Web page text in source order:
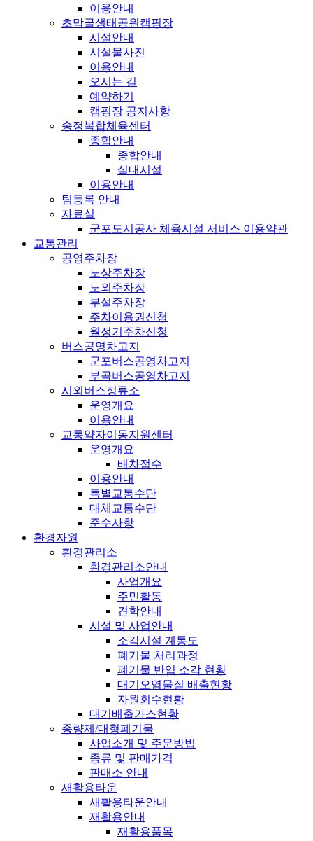
이용안내
초막골생태공원캠핑장
시설안내
시설물사진
이용안내
오시는 길
예약하기
캠핑장 공지사항
송정복합체육센터
종합안내
종합안내
실내시설
이용안내
팀등록 안내
자료실
군포도시공사 체육시설 서비스 이용약관
교통관리
공영주차장
노상주차장
노외주차장
부설주차장
주차이용권신청
월정기주차신청
버스공영차고지
군포버스공영차고지
부곡버스공영차고지
시외버스정류소
운영개요
이용안내
교통약자이동지원센터
운영개요
배차접수
이용안내
특별교통수단
대체교통수단
준수사항
환경자원
환경관리소
환경관리소안내
사업개요
주민활동
견학안내
시설 및 사업안내
소각시설 계통도
폐기물 처리과정
폐기물 반입 소각 현황
대기오염물질 배출현황
자원회수현황
대기배출가스현황
종량제/대형폐기물
사업소개 및 주문방법
종류 및 판매가격
판매소 안내
새활용타운
새활용타운안내
재활용안내
재활용품목